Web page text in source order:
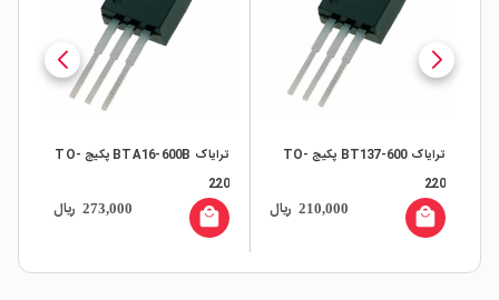
ترایاک BT137-600 پکیج TO-
220
210,000 ریال local_mall
ترایاک BTA16-600B پکیج TO-
220
273,000 ریال local_mall